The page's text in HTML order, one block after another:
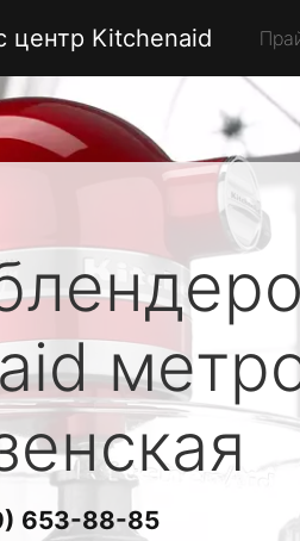
центр Kitchenaid
653-88-85